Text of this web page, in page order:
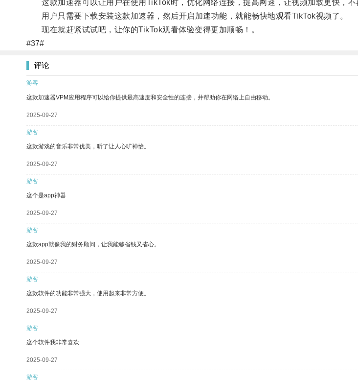
这款加速器可以让用户在使用TikTok时，优化网络连接，提高网速，让视频加载更快，不
用户只需要下载安装这款加速器，然后开启加速功能，就能畅快地观看TikTok视频了。
现在就赶紧试试吧，让你的TikTok观看体验变得更加顺畅！。
#37#
评论
游客
这款加速器VPM应用程序可以给你提供最高速度和安全性的连接，并帮助你在网络上自由移动。
2025-09-27
游客
这款游戏的音乐非常优美，听了让人心旷神怡。
2025-09-27
游客
这个是app神器
2025-09-27
游客
这款app就像我的财务顾问，让我能够省钱又省心。
2025-09-27
游客
这款软件的功能非常强大，使用起来非常方便。
2025-09-27
游客
这个软件我非常喜欢
2025-09-27
游客